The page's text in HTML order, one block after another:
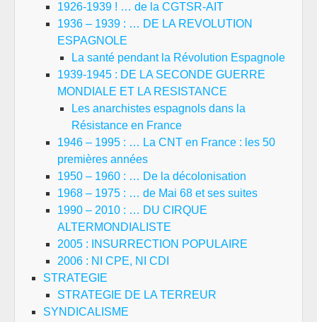
1926-1939 ! … de la CGTSR-AIT
1936 – 1939 : … DE LA REVOLUTION
ESPAGNOLE
La santé pendant la Révolution Espagnole
1939-1945 : DE LA SECONDE GUERRE
MONDIALE ET LA RESISTANCE
Les anarchistes espagnols dans la
Résistance en France
1946 – 1995 : … La CNT en France : les 50
premières années
1950 – 1960 : … De la décolonisation
1968 – 1975 : … de Mai 68 et ses suites
1990 – 2010 : … DU CIRQUE
ALTERMONDIALISTE
2005 : INSURRECTION POPULAIRE
2006 : NI CPE, NI CDI
STRATEGIE
STRATEGIE DE LA TERREUR
SYNDICALISME